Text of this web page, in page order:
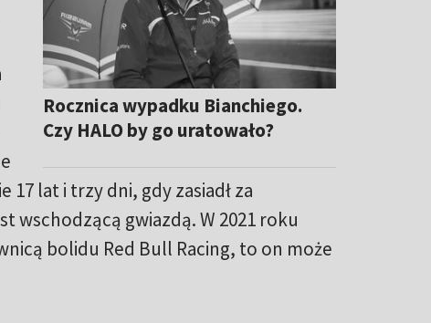
Rocznica wypadku Bianchiego.
Czy HALO by go uratowało?
17 lat i trzy dni, gdy zasiadł za
wschodzącą gwiazdą. W 2021 roku
bolidu Red Bull Racing, to on może